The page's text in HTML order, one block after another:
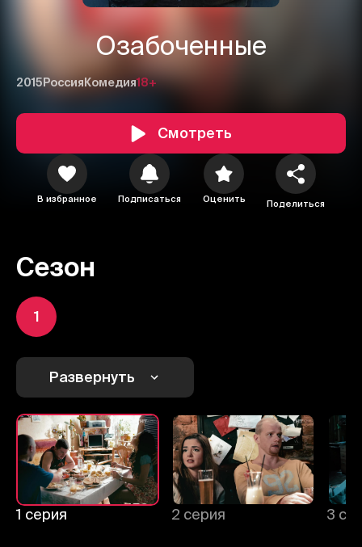
Озабоченные
2015 Россия Комедия18+
Смотреть
В избранное Подписаться Оценить Поделиться
Сезон
1
Развернуть
1 серия 2 серия 3
1
Отправить
Отменить